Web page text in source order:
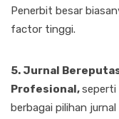
Penerbit besar
factor tinggi.
5. Jurnal
Profesional,seperti
berbagai pilihan